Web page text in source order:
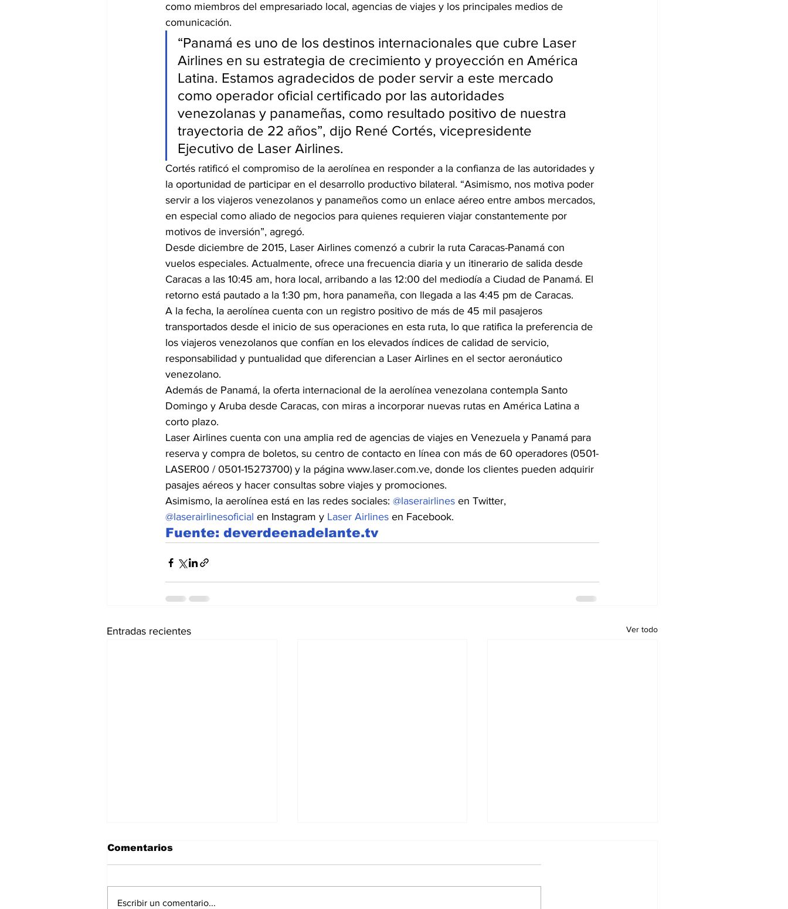
como miembros del empresariado local, agencias de viajes y los principales medios de
comunicación.
“Panamá es uno de los destinos internacionales que cubre Laser
Airlines en su estrategia de crecimiento y proyección en América
Latina. Estamos agradecidos de poder servir a este mercado
como operador oficial certificado por las autoridades
venezolanas y panameñas, como resultado positivo de nuestra
trayectoria de 22 años”, dijo René Cortés, vicepresidente
Ejecutivo de Laser Airlines.
Cortés ratificó el compromiso de la aerolínea en responder a la confianza de las autoridades y
la oportunidad de participar en el desarrollo productivo bilateral. “Asimismo, nos motiva poder
servir a los viajeros venezolanos y panameños como un enlace aéreo entre ambos mercados,
en especial como aliado de negocios para quienes requieren viajar constantemente por
motivos de inversión”, agregó.
Desde diciembre de 2015, Laser Airlines comenzó a cubrir la ruta Caracas-Panamá con
vuelos especiales. Actualmente, ofrece una frecuencia diaria y un itinerario de salida desde
Caracas a las 10:45 am, hora local, arribando a las 12:00 del mediodía a Ciudad de Panamá. El
retorno está pautado a la 1:30 pm, hora panameña, con llegada a las 4:45 pm de Caracas.
A la fecha, la aerolínea cuenta con un registro positivo de más de 45 mil pasajeros
transportados desde el inicio de sus operaciones en esta ruta, lo que ratifica la preferencia de
los viajeros venezolanos que confían en los elevados índices de calidad de servicio,
responsabilidad y puntualidad que diferencian a Laser Airlines en el sector aeronáutico
venezolano.
Además de Panamá, la oferta internacional de la aerolínea venezolana contempla Santo
Domingo y Aruba desde Caracas, con miras a incorporar nuevas rutas en América Latina a
corto plazo.
Laser Airlines cuenta con una amplia red de agencias de viajes en Venezuela y Panamá para
reserva y compra de boletos, su centro de contacto en línea con más de 60 operadores (0501-
LASER00 / 0501-15273700) y la página www.laser.com.ve, donde los clientes pueden adquirir
pasajes aéreos y hacer consultas sobre viajes y promociones.
Asimismo, la aerolínea está en las redes sociales: @laserairlines en Twitter,
@laserairlinesoficial en Instagram y Laser Airlines en Facebook.
Fuente: deverdeenadelante.tv
Entradas recientes Ver todo
Comentarios
Escribir un comentario...